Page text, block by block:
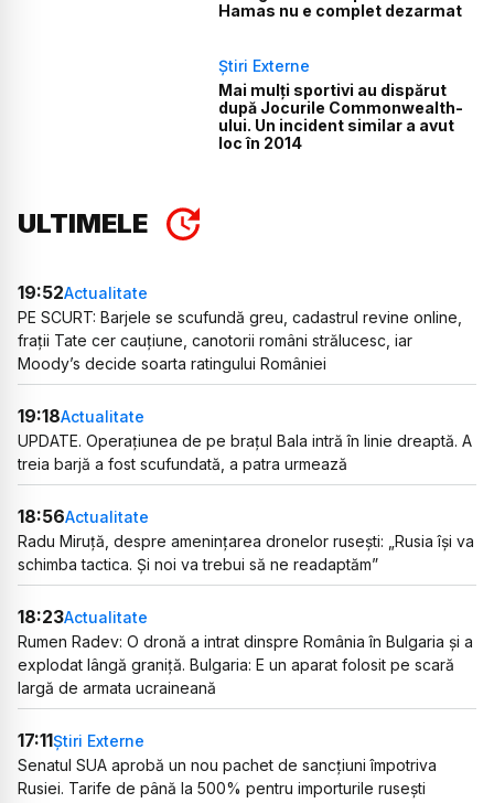
Hamas nu e complet dezarmat
Știri Externe
Mai mulți sportivi au dispărut
după Jocurile Commonwealth-
ului. Un incident similar a avut
loc în 2014
ULTIMELE
19:52Actualitate
PE SCURT: Barjele se scufundă greu, cadastrul revine online,
frații Tate cer cauțiune, canotorii români strălucesc, iar
Moody’s decide soarta ratingului României
19:18Actualitate
UPDATE. Operațiunea de pe brațul Bala intră în linie dreaptă. A
treia barjă a fost scufundată, a patra urmează
18:56Actualitate
Radu Miruță, despre amenințarea dronelor rusești: „Rusia își va
schimba tactica. Și noi va trebui să ne readaptăm”
18:23Actualitate
Rumen Radev: O dronă a intrat dinspre România în Bulgaria și a
explodat lângă graniță. Bulgaria: E un aparat folosit pe scară
largă de armata ucraineană
17:11Știri Externe
Senatul SUA aprobă un nou pachet de sancțiuni împotriva
Rusiei. Tarife de până la 500% pentru importurile rusești